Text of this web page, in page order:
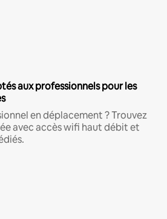
aux professionnels pour les
en déplacement ? Trouvez
avec accès wifi haut débit et